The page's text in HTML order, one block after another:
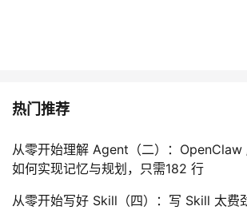
热门推荐
从零开始理解 Agent（二）：
如何实现记忆与规划，只需182 行
从零开始写好 Skill（四）：写 Skill 太